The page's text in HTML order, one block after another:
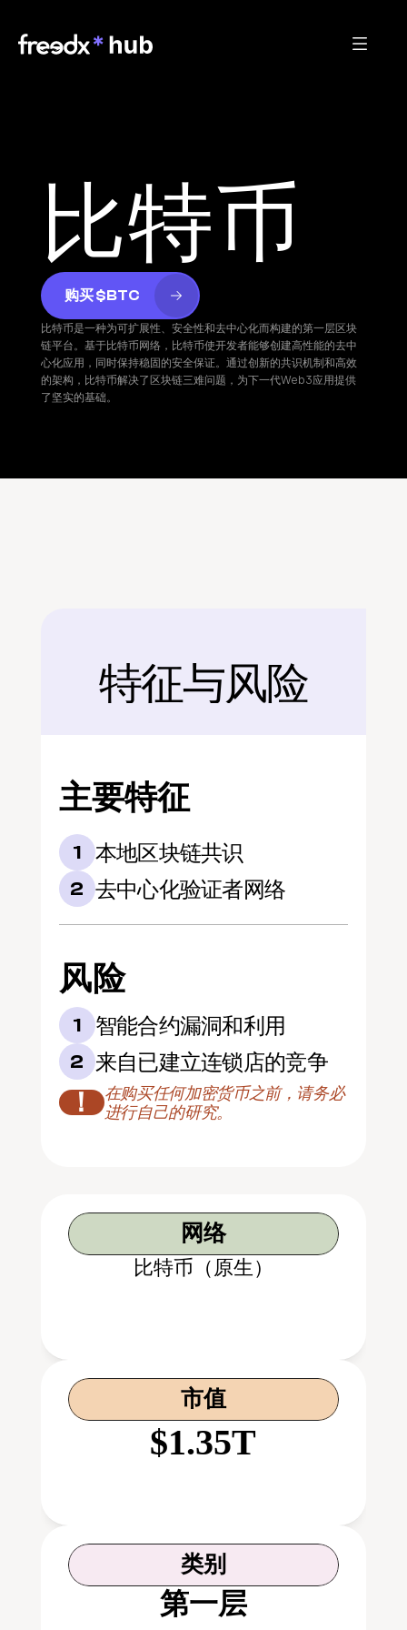
比特币
购买 $BTC
比特币是一种为可扩展性、安全性和去中心化而构建的第一层区块
链平台。基于比特币网络，比特币使开发者能够创建高性能的去中
心化应用，同时保持稳固的安全保证。通过创新的共识机制和高效
的架构，比特币解决了区块链三难问题，为下一代Web3应用提供
了坚实的基础。
后面
特征与风险
主要特征
1 本地区块链共识
2 去中心化验证者网络
风险
1 智能合约漏洞和利用
2 来自已建立连锁店的竞争
！
在购买任何加密货币之前，请务必
进行自己的研究。
网络
比特币（原生）
市值
$1.35T
类别
第一层